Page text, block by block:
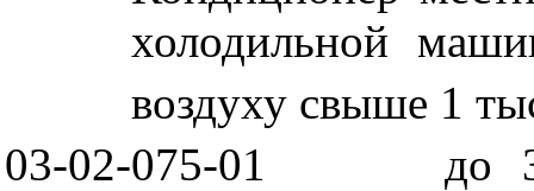
холодильной
воздуху свыше 1
03-02-075-01
до